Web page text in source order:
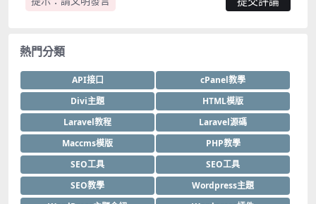
熱門分類
API接口
cPanel教學
Divi主題
HTML模版
Laravel教程
Laravel源碼
Maccms模版
PHP教學
SEO工具
SEO工具
SEO教學
Wordpress主題